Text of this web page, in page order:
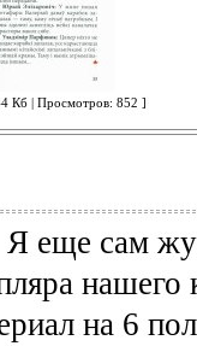
Кб | Просмотров: 852 ]
еще сам
на 6